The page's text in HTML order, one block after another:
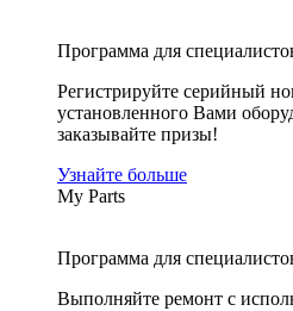
Программа для
Регистрируйте серийный
установленного Вами
заказывайте призы!
Узнайте больше
My Parts
Программа для
Выполняйте ремонт с